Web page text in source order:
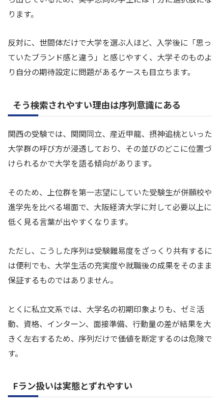
ります。
反対に、世間体だけで大学を選ぶ人ほど、入学後に「思っ
ていたブランド感と違う」と感じやすく、大学そのものよ
り自分の期待設定に問題があるケースも目立ちます。
そう検索されやすい理由は序列意識にある
関西の受験では、関関同立、産近甲龍、摂神追桃といった
大学群の呼び方が浸透しており、その並びのどこに位置づ
けられるかで大学を語る傾向があります。
そのため、上位群を第一志望にしていた受験生が併願校や
進学先を比べる場面で、大阪経済大学に対して必要以上に
低く見る言葉が出やすくなります。
ただし、こうした序列は受験難易度をざっくり共有するに
は便利でも、大学生活の充実度や就職後の成果をそのまま
保証するものではありません。
とくに私立文系では、大学名の初期印象よりも、ゼミ活
動、資格、インターン、面接準備、行動量の差が結果を大
きく左右するため、序列だけで価値を断定するのは危険で
す。
Fラン扱いは実態とずれやすい